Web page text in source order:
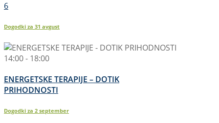
6
Dogodki za 31 avgust
14:00 - 18:00
ENERGETSKE TERAPIJE – DOTIK
PRIHODNOSTI
Dogodki za 2 september